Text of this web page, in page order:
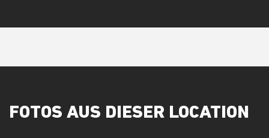
FOTOS AUS DIESER LOCATION